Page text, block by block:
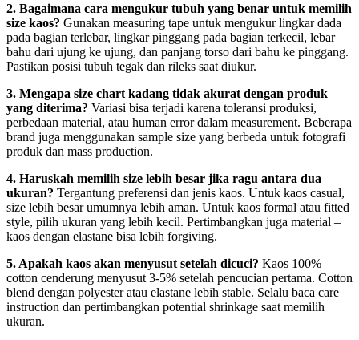
2. Bagaimana cara mengukur tubuh yang benar untuk memilih
size kaos? Gunakan measuring tape untuk mengukur lingkar dada
pada bagian terlebar, lingkar pinggang pada bagian terkecil, lebar
bahu dari ujung ke ujung, dan panjang torso dari bahu ke pinggang.
Pastikan posisi tubuh tegak dan rileks saat diukur.
3. Mengapa size chart kadang tidak akurat dengan produk
yang diterima? Variasi bisa terjadi karena toleransi produksi,
perbedaan material, atau human error dalam measurement. Beberapa
brand juga menggunakan sample size yang berbeda untuk fotografi
produk dan mass production.
4. Haruskah memilih size lebih besar jika ragu antara dua
ukuran? Tergantung preferensi dan jenis kaos. Untuk kaos casual,
size lebih besar umumnya lebih aman. Untuk kaos formal atau fitted
style, pilih ukuran yang lebih kecil. Pertimbangkan juga material –
kaos dengan elastane bisa lebih forgiving.
5. Apakah kaos akan menyusut setelah dicuci? Kaos 100%
cotton cenderung menyusut 3-5% setelah pencucian pertama. Cotton
blend dengan polyester atau elastane lebih stable. Selalu baca care
instruction dan pertimbangkan potential shrinkage saat memilih
ukuran.